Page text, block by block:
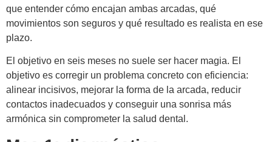
que entender cómo encajan ambas arcadas, qué
movimientos son seguros y qué resultado es realista en ese
plazo.
El objetivo en seis meses no suele ser hacer magia. El
objetivo es corregir un problema concreto con eficiencia:
alinear incisivos, mejorar la forma de la arcada, reducir
contactos inadecuados y conseguir una sonrisa más
armónica sin comprometer la salud dental.